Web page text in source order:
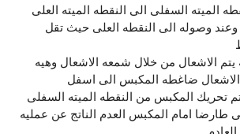
الميته السفلى الى النقطه الميته العلى
وعند وصوله الى النقطه العلى حيث تقل
الاشعال من خلال شمعه الاشعال وهيه
الاشعال ضاغطه المكبس الى اسفل
تحريك المكبس من النقطه الميته السفلى
طارضا امام المكبس العدم الناتج عن عمليه